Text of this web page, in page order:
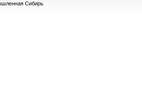
Сибирь